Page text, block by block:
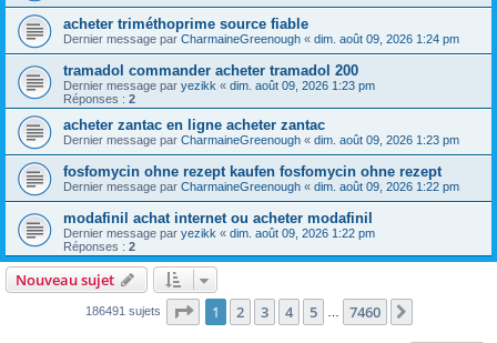
acheter triméthoprime source fiable
Dernier message par CharmaineGreenough « dim. août 09, 2026 1:24 pm
tramadol commander acheter tramadol 200
Dernier message par yezikk « dim. août 09, 2026 1:23 pm
Réponses : 2
acheter zantac en ligne acheter zantac
Dernier message par CharmaineGreenough « dim. août 09, 2026 1:23 pm
fosfomycin ohne rezept kaufen fosfomycin ohne rezept
Dernier message par CharmaineGreenough « dim. août 09, 2026 1:22 pm
modafinil achat internet ou acheter modafinil
Dernier message par yezikk « dim. août 09, 2026 1:22 pm
Réponses : 2
Nouveau sujet
186491 sujets Page 1sur7460
1 2 3 4 5 7460